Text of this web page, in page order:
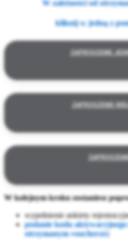
W zależności od
kliknij w jedną z
ZAPROSZENIE
ZAPROSZENIE
W kolejnym kroku zostaniesz
wypełnienie ankiety
podanie kodu
otrzymanym voucherze)